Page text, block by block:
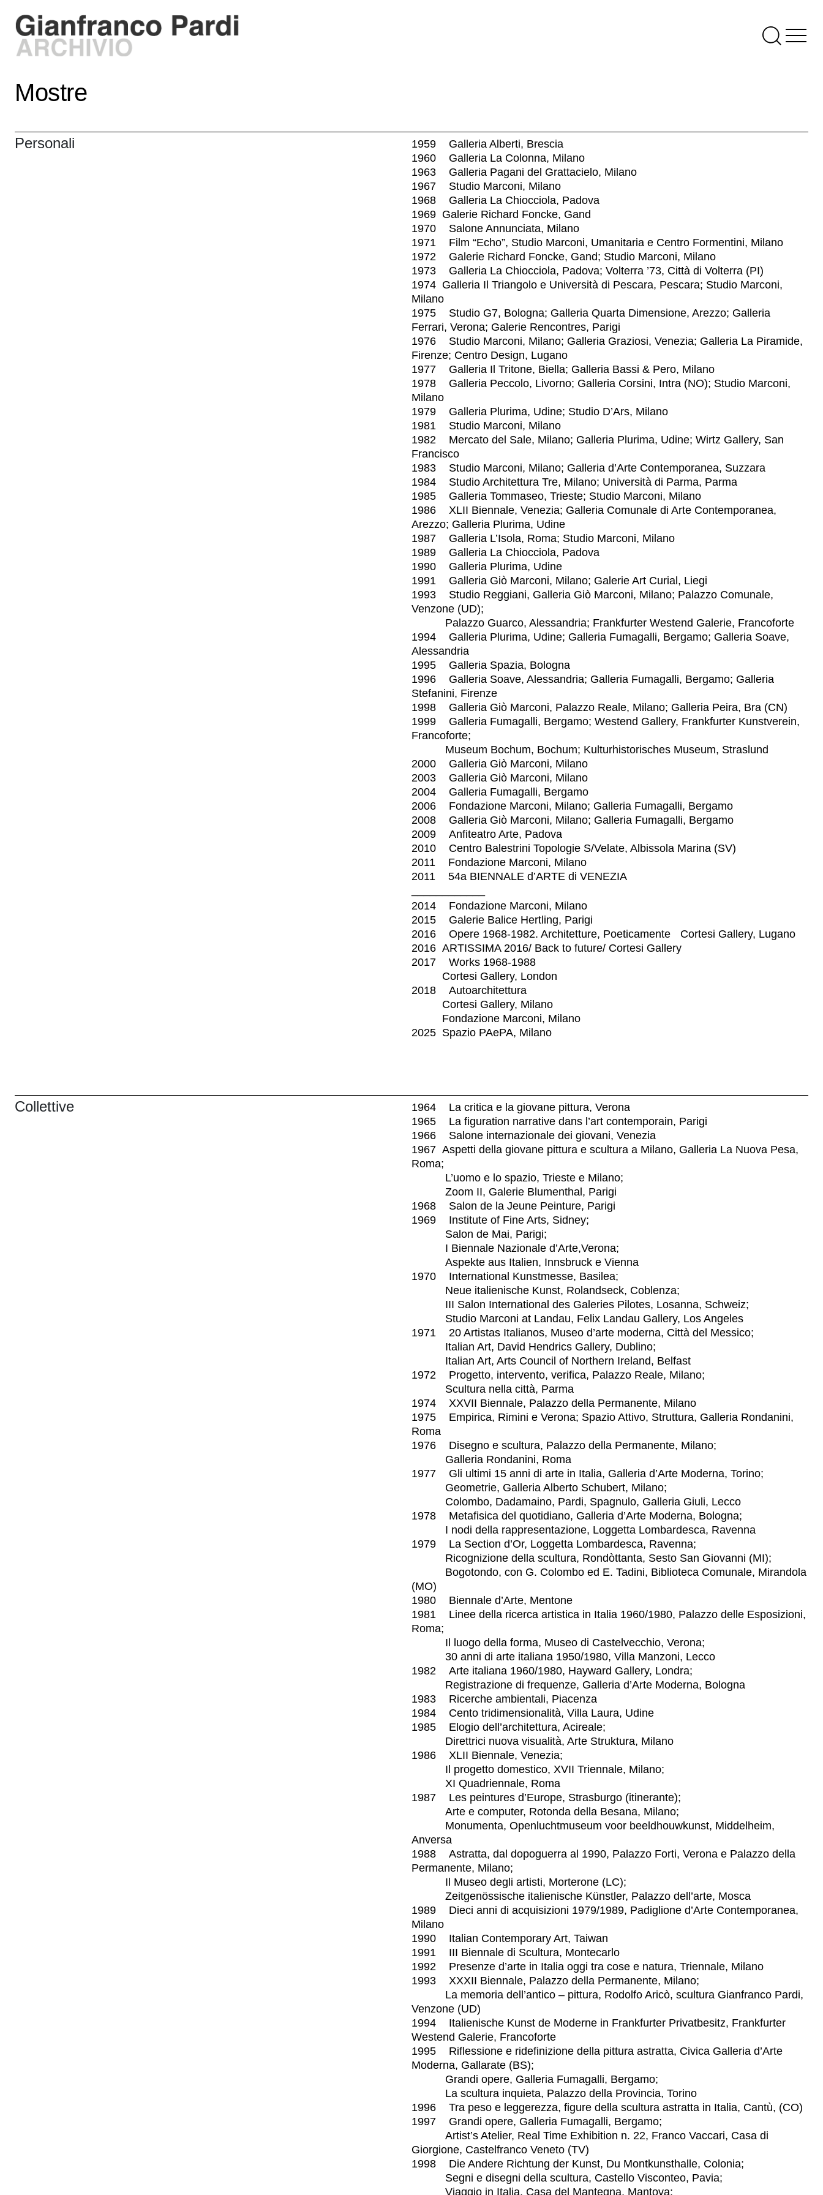
Mostre
Personali
1959 Galleria Alberti, Brescia
1960 Galleria La Colonna, Milano
1963 Galleria Pagani del Grattacielo, Milano
1967 Studio Marconi, Milano
1968 Galleria La Chiocciola, Padova
1969 Galerie Richard Foncke, Gand
1970 Salone Annunciata, Milano
1971 Film “Echo”, Studio Marconi, Umanitaria e Centro Formentini, Milano
1972 Galerie Richard Foncke, Gand; Studio Marconi, Milano
1973 Galleria La Chiocciola, Padova; Volterra ’73, Città di Volterra (PI)
1974 Galleria Il Triangolo e Università di Pescara, Pescara; Studio Marconi,
Milano
1975 Studio G7, Bologna; Galleria Quarta Dimensione, Arezzo; Galleria
Ferrari, Verona; Galerie Rencontres, Parigi
1976 Studio Marconi, Milano; Galleria Graziosi, Venezia; Galleria La Piramide,
Firenze; Centro Design, Lugano
1977 Galleria Il Tritone, Biella; Galleria Bassi & Pero, Milano
1978 Galleria Peccolo, Livorno; Galleria Corsini, Intra (NO); Studio Marconi,
Milano
1979 Galleria Plurima, Udine; Studio D’Ars, Milano
1981 Studio Marconi, Milano
1982 Mercato del Sale, Milano; Galleria Plurima, Udine; Wirtz Gallery, San
Francisco
1983 Studio Marconi, Milano; Galleria d’Arte Contemporanea, Suzzara
1984 Studio Architettura Tre, Milano; Università di Parma, Parma
1985 Galleria Tommaseo, Trieste; Studio Marconi, Milano
1986 XLII Biennale, Venezia; Galleria Comunale di Arte Contemporanea,
Arezzo; Galleria Plurima, Udine
1987 Galleria L’Isola, Roma; Studio Marconi, Milano
1989 Galleria La Chiocciola, Padova
1990 Galleria Plurima, Udine
1991 Galleria Giò Marconi, Milano; Galerie Art Curial, Liegi
1993 Studio Reggiani, Galleria Giò Marconi, Milano; Palazzo Comunale,
Venzone (UD);
Palazzo Guarco, Alessandria; Frankfurter Westend Galerie, Francoforte
1994 Galleria Plurima, Udine; Galleria Fumagalli, Bergamo; Galleria Soave,
Alessandria
1995 Galleria Spazia, Bologna
1996 Galleria Soave, Alessandria; Galleria Fumagalli, Bergamo; Galleria
Stefanini, Firenze
1998 Galleria Giò Marconi, Palazzo Reale, Milano; Galleria Peira, Bra (CN)
1999 Galleria Fumagalli, Bergamo; Westend Gallery, Frankfurter Kunstverein,
Francoforte;
Museum Bochum, Bochum; Kulturhistorisches Museum, Straslund
2000 Galleria Giò Marconi, Milano
2003 Galleria Giò Marconi, Milano
2004 Galleria Fumagalli, Bergamo
2006 Fondazione Marconi, Milano; Galleria Fumagalli, Bergamo
2008 Galleria Giò Marconi, Milano; Galleria Fumagalli, Bergamo
2009 Anfiteatro Arte, Padova
2010 Centro Balestrini Topologie S/Velate, Albissola Marina (SV)
2011 Fondazione Marconi, Milano
2011 54a BIENNALE d’ARTE di VENEZIA
2014 Fondazione Marconi, Milano
2015 Galerie Balice Hertling, Parigi
2016 Opere 1968-1982. Architetture, Poeticamente Cortesi Gallery, Lugano
2016 ARTISSIMA 2016/ Back to future/ Cortesi Gallery
2017 Works 1968-1988
Cortesi Gallery, London
2018 Autoarchitettura
Cortesi Gallery, Milano
Fondazione Marconi, Milano
2025 Spazio PAePA, Milano
Collettive
1964 La critica e la giovane pittura, Verona
1965 La figuration narrative dans l’art contemporain, Parigi
1966 Salone internazionale dei giovani, Venezia
1967 Aspetti della giovane pittura e scultura a Milano, Galleria La Nuova Pesa,
Roma;
L’uomo e lo spazio, Trieste e Milano;
Zoom II, Galerie Blumenthal, Parigi
1968 Salon de la Jeune Peinture, Parigi
1969 Institute of Fine Arts, Sidney;
Salon de Mai, Parigi;
I Biennale Nazionale d’Arte,Verona;
Aspekte aus Italien, Innsbruck e Vienna
1970 International Kunstmesse, Basilea;
Neue italienische Kunst, Rolandseck, Coblenza;
III Salon International des Galeries Pilotes, Losanna, Schweiz;
Studio Marconi at Landau, Felix Landau Gallery, Los Angeles
1971 20 Artistas Italianos, Museo d’arte moderna, Città del Messico;
Italian Art, David Hendrics Gallery, Dublino;
Italian Art, Arts Council of Northern Ireland, Belfast
1972 Progetto, intervento, verifica, Palazzo Reale, Milano;
Scultura nella città, Parma
1974 XXVII Biennale, Palazzo della Permanente, Milano
1975 Empirica, Rimini e Verona; Spazio Attivo, Struttura, Galleria Rondanini,
Roma
1976 Disegno e scultura, Palazzo della Permanente, Milano;
Galleria Rondanini, Roma
1977 Gli ultimi 15 anni di arte in Italia, Galleria d’Arte Moderna, Torino;
Geometrie, Galleria Alberto Schubert, Milano;
Colombo, Dadamaino, Pardi, Spagnulo, Galleria Giuli, Lecco
1978 Metafisica del quotidiano, Galleria d’Arte Moderna, Bologna;
I nodi della rappresentazione, Loggetta Lombardesca, Ravenna
1979 La Section d’Or, Loggetta Lombardesca, Ravenna;
Ricognizione della scultura, Rondòttanta, Sesto San Giovanni (MI);
Bogotondo, con G. Colombo ed E. Tadini, Biblioteca Comunale, Mirandola
(MO)
1980 Biennale d’Arte, Mentone
1981 Linee della ricerca artistica in Italia 1960/1980, Palazzo delle Esposizioni,
Roma;
Il luogo della forma, Museo di Castelvecchio, Verona;
30 anni di arte italiana 1950/1980, Villa Manzoni, Lecco
1982 Arte italiana 1960/1980, Hayward Gallery, Londra;
Registrazione di frequenze, Galleria d’Arte Moderna, Bologna
1983 Ricerche ambientali, Piacenza
1984 Cento tridimensionalità, Villa Laura, Udine
1985 Elogio dell’architettura, Acireale;
Direttrici nuova visualità, Arte Struktura, Milano
1986 XLII Biennale, Venezia;
Il progetto domestico, XVII Triennale, Milano;
XI Quadriennale, Roma
1987 Les peintures d’Europe, Strasburgo (itinerante);
Arte e computer, Rotonda della Besana, Milano;
Monumenta, Openluchtmuseum voor beeldhouwkunst, Middelheim,
Anversa
1988 Astratta, dal dopoguerra al 1990, Palazzo Forti, Verona e Palazzo della
Permanente, Milano;
Il Museo degli artisti, Morterone (LC);
Zeitgenössische italienische Künstler, Palazzo dell’arte, Mosca
1989 Dieci anni di acquisizioni 1979/1989, Padiglione d’Arte Contemporanea,
Milano
1990 Italian Contemporary Art, Taiwan
1991 III Biennale di Scultura, Montecarlo
1992 Presenze d’arte in Italia oggi tra cose e natura, Triennale, Milano
1993 XXXII Biennale, Palazzo della Permanente, Milano;
La memoria dell’antico – pittura, Rodolfo Aricò, scultura Gianfranco Pardi,
Venzone (UD)
1994 Italienische Kunst de Moderne in Frankfurter Privatbesitz, Frankfurter
Westend Galerie, Francoforte
1995 Riflessione e ridefinizione della pittura astratta, Civica Galleria d’Arte
Moderna, Gallarate (BS);
Grandi opere, Galleria Fumagalli, Bergamo;
La scultura inquieta, Palazzo della Provincia, Torino
1996 Tra peso e leggerezza, figure della scultura astratta in Italia, Cantù, (CO)
1997 Grandi opere, Galleria Fumagalli, Bergamo;
Artist’s Atelier, Real Time Exhibition n. 22, Franco Vaccari, Casa di
Giorgione, Castelfranco Veneto (TV)
1998 Die Andere Richtung der Kunst, Du Montkunsthalle, Colonia;
Segni e disegni della scultura, Castello Visconteo, Pavia;
Viaggio in Italia, Casa del Mantegna, Mantova;